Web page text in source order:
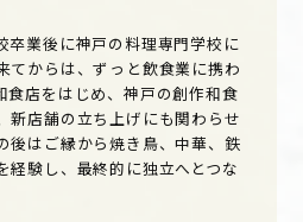
卒業後に神戸の料理専門学校に
てからは、ずっと飲食業に携わ
食店をはじめ、神戸の創作和食
新店舗の立ち上げにも関わらせ
後はご縁から焼き鳥、中華、鉄
経験し、最終的に独立へとつな